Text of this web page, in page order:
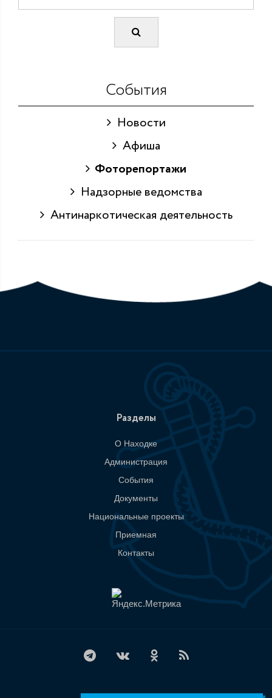
События
Новости
Афиша
Фоторепортажи
Надзорные ведомства
Антинаркотическая деятельность
Разделы
О Находке
Администрация
События
Документы
Национальные проекты
Приемная
Контакты